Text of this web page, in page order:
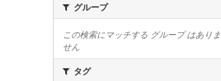
グループ
この検索にマッチする グループ はありま
せん
タグ